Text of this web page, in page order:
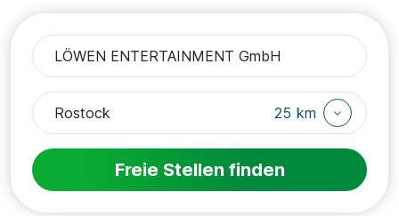
25 km
Freie Stellen finden